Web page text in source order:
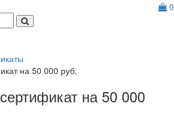
0
на 50 000 руб.
на 50 000